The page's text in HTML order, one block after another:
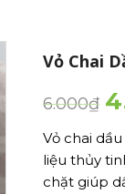
Vỏ Chai
6.000₫
Vỏ chai
liệu thủy
chặt giúp